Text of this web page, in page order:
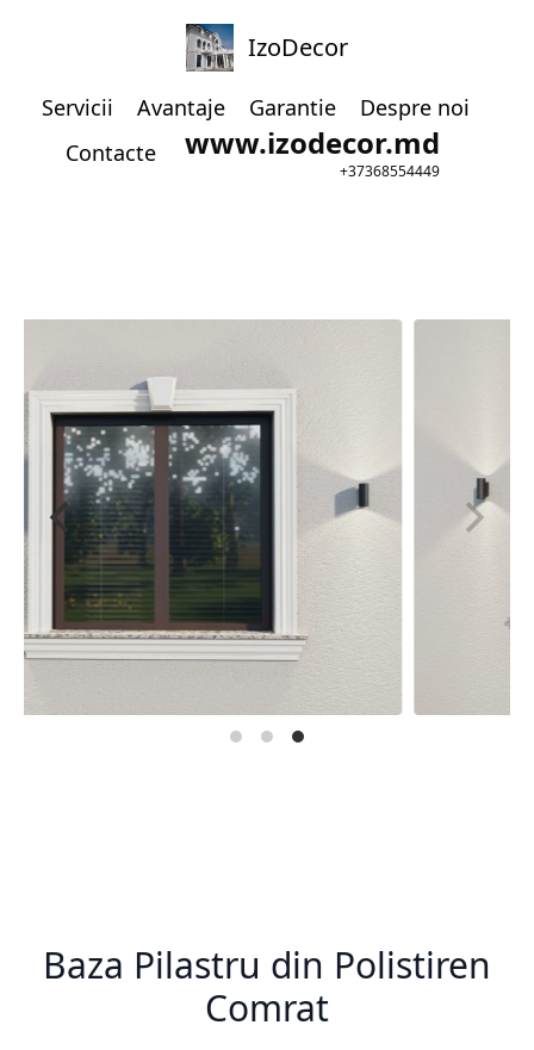
IzoDecor
Servicii Avantaje Garantie
Despre noi
Contacte
www.izodecor.md
+37368554449
Baza Pilastru din Polistiren
Comrat